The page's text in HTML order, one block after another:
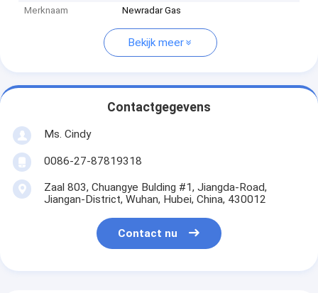
Merknaam
Newradar Gas
Bekijk meer
Contactgegevens
Ms. Cindy
0086-27-87819318
Zaal 803, Chuangye Bulding #1, Jiangda-Road,
Jiangan-District, Wuhan, Hubei, China, 430012
Contact nu